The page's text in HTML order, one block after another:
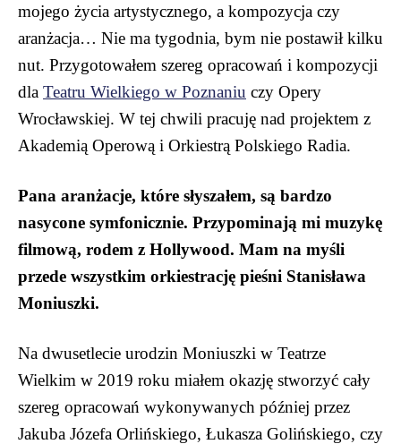
mojego życia artystycznego, a kompozycja czy
aranżacja… Nie ma tygodnia, bym nie postawił kilku
nut. Przygotowałem szereg opracowań i kompozycji
dla Teatru Wielkiego w Poznaniu czy Opery
Wrocławskiej. W tej chwili pracuję nad projektem z
Akademią Operową i Orkiestrą Polskiego Radia.
Pana aranżacje, które słyszałem, są bardzo
nasycone symfonicznie. Przypominają mi muzykę
filmową, rodem z Hollywood. Mam na myśli
przede wszystkim orkiestrację pieśni Stanisława
Moniuszki.
Na dwusetlecie urodzin Moniuszki w Teatrze
Wielkim w 2019 roku miałem okazję stworzyć cały
szereg opracowań wykonywanych później przez
Jakuba Józefa Orlińskiego, Łukasza Golińskiego, czy